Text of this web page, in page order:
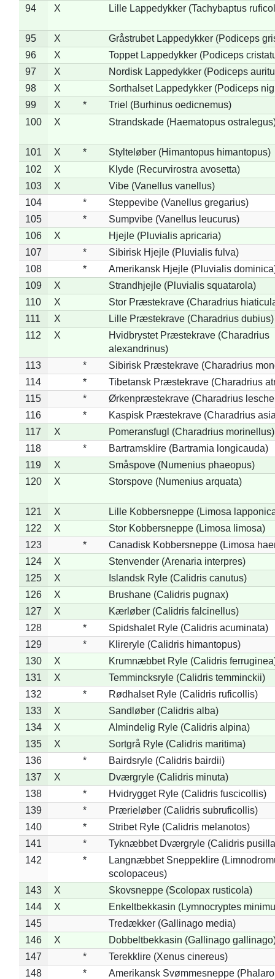
94 X Lille Lappedykker (Tachybaptus
95 X
Gråstrubet Lappedykker (Podiceps
96
X
Toppet Lappedykker (Podiceps
97
X
Nordisk Lappedykker (Podiceps
98
X
Sorthalset Lappedykker (Podiceps
99
X *
Triel (Burhinus oedicnemus)
100
X Strandskade (Haematopus
101 X *
Stylteløber (Himantopus himantopus)
102
X
Klyde (Recurvirostra avosetta)
103
X
Vibe (Vanellus vanellus)
104
*
Steppevibe (Vanellus gregarius)
105
*
Sumpvibe (Vanellus leucurus)
106
X
Hjejle (Pluvialis apricaria)
107
*
Sibirisk Hjejle (Pluvialis fulva)
108
*
Amerikansk Hjejle (Pluvialis
109
X
Strandhjejle (Pluvialis squatarola)
110
X
Stor Præstekrave (Charadrius
111
X
Lille Præstekrave (Charadrius dubius)
112
X
Hvidbrystet Præstekrave (Charadrius
alexandrinus)
113
*
Sibirisk Præstekrave (Charadrius
114
*
Tibetansk Præstekrave (Charadrius
115
*
Ørkenpræstekrave (Charadrius
116
*
Kaspisk Præstekrave (Charadrius
117
X
Pomeransfugl (Charadrius morinellus)
118
*
Bartramsklire (Bartramia longicauda)
119
X
Småspove (Numenius phaeopus)
120
X Storspove (Numenius arquata)
121 X
Lille Kobbersneppe (Limosa
122
X
Stor Kobbersneppe (Limosa limosa)
123
*
Canadisk Kobbersneppe (Limosa
124
X
Stenvender (Arenaria interpres)
125
X
Islandsk Ryle (Calidris canutus)
126
X
Brushane (Calidris pugnax)
127
X
Kærløber (Calidris falcinellus)
128
*
Spidshalet Ryle (Calidris acuminata)
129
*
Klireryle (Calidris himantopus)
130
X
Krumnæbbet Ryle (Calidris
131
X
Temmincksryle (Calidris temminckii)
132
*
Rødhalset Ryle (Calidris ruficollis)
133
X
Sandløber (Calidris alba)
134
X
Almindelig Ryle (Calidris alpina)
135
X
Sortgrå Ryle (Calidris maritima)
136
*
Bairdsryle (Calidris bairdii)
137
X
Dværgryle (Calidris minuta)
138
*
Hvidrygget Ryle (Calidris fuscicollis)
139
*
Prærieløber (Calidris subruficollis)
140
*
Stribet Ryle (Calidris melanotos)
141
*
Tyknæbbet Dværgryle (Calidris
142
*
Langnæbbet Sneppeklire
scolopaceus)
143
X
Skovsneppe (Scolopax rusticola)
144
X
Enkeltbekkasin (Lymnocryptes
145
Tredækker (Gallinago media)
146
X
Dobbeltbekkasin (Gallinago
147
*
Terekklire (Xenus cinereus)
148
*
Amerikansk Svømmesneppe